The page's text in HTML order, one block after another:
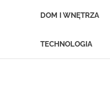
DOM I WNĘTRZA
TECHNOLOGIA